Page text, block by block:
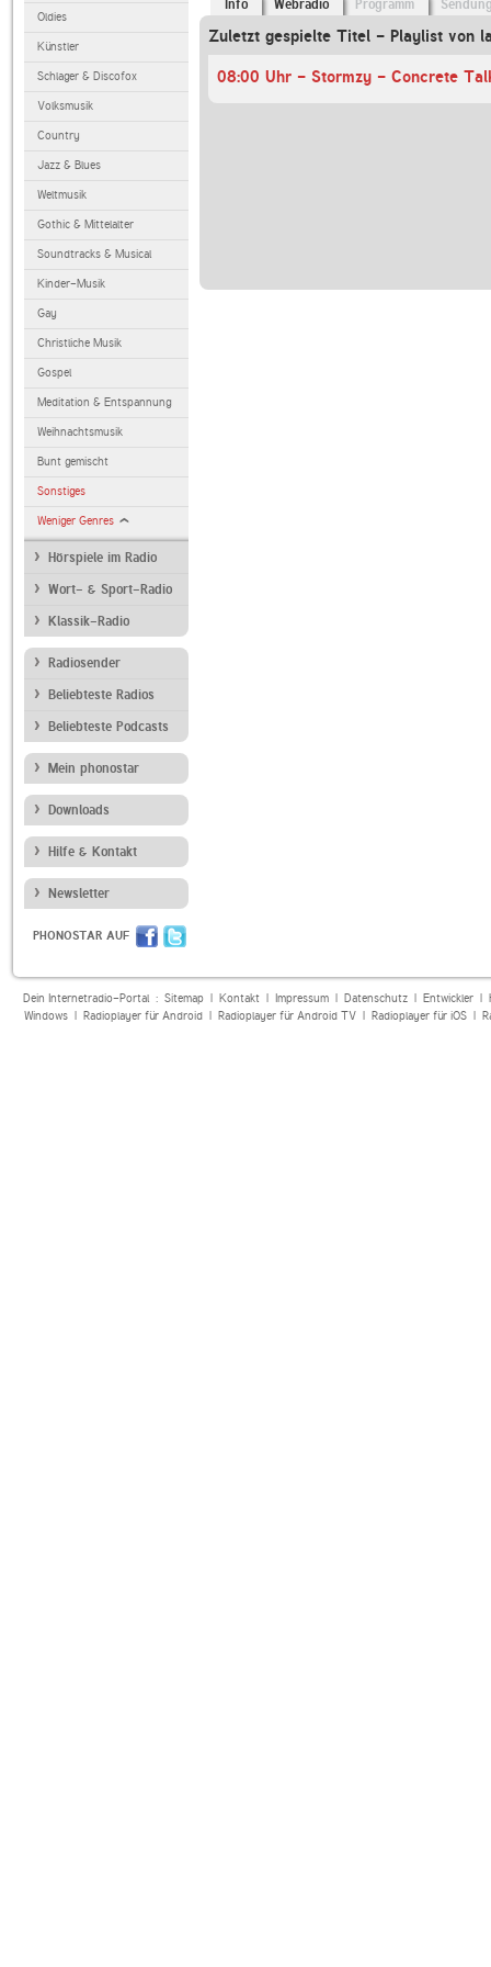
Oldies
Künstler
Schlager & Discofox
Volksmusik
Country
Jazz & Blues
Weltmusik
Gothic & Mittelalter
Soundtracks & Musical
Kinder-Musik
Gay
Christliche Musik
Gospel
Meditation & Entspannung
Weihnachtsmusik
Bunt gemischt
Sonstiges
Weniger Genres
Hörspiele im Radio
Wort- & Sport-Radio
Klassik-Radio
Radiosender
Beliebteste Radios
Beliebteste Podcasts
Mein phonostar
Downloads
Hilfe & Kontakt
Newsletter
PHONOSTAR AUF
Info Webradio Programm
Zuletzt gespielte Titel - Playlist von
Dein Internetradio-Portal : Sitemap| Kontakt| Impressum| Datenschutz| Entwickler|
Windows| Radioplayer für Android| Radioplayer für Android TV| Radioplayer für iOS|